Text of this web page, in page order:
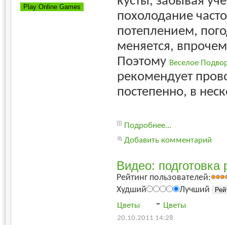
похолодание
потеплением,
меняется,
Поэтому Веселое
рекомендует
постепенно, в
Подробнее...
Добавить комментарий
Видео: подготовка
Рейтинг пользователей:
Худший
Лучший
Цветы - Цветы
20.10.2011 14:28